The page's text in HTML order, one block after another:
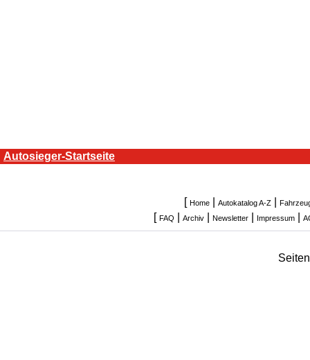
Autosieger-Startseite
[ Home| Autokatalog A-Z|
[ FAQ Archiv Newsletter Impressum